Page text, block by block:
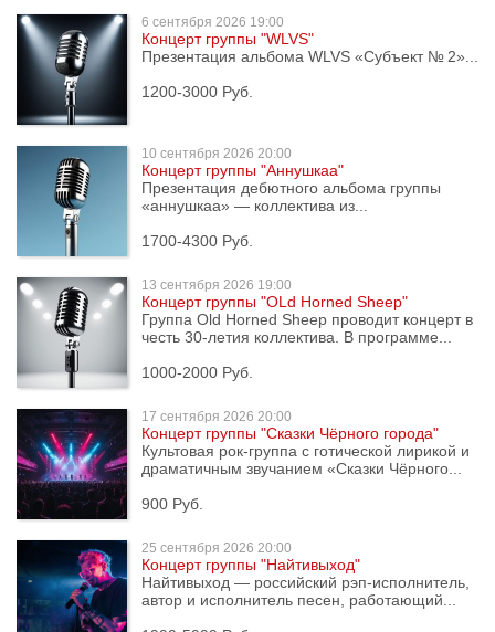
6 сентября 2026 19:00
Концерт группы "WLVS"
Презентация альбома WLVS «Субъект № 2»...
1200-3000 Руб.
10 сентября 2026 20:00
Концерт группы "Аннушкаа"
Презентация дебютного альбома группы
«аннушкаа» — коллектива из...
1700-4300 Руб.
13 сентября 2026 19:00
Концерт группы "OLd Horned Sheep"
Группа Old Horned Sheep проводит концерт в
честь 30-летия коллектива. В программе...
1000-2000 Руб.
17 сентября 2026 20:00
Концерт группы "Сказки Чёрного города"
Культовая рок-группа с готической лирикой и
драматичным звучанием «Сказки Чёрного...
900 Руб.
25 сентября 2026 20:00
Концерт группы "Найтивыход"
Найтивыход — российский рэп-исполнитель,
автор и исполнитель песен, работающий...